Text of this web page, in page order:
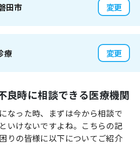
田市 変更
療 変更
良時に相談できる医療機関
なった時、まずは今から相談で
いけないですよね。こちらの記
りの皆様に以下についてご紹介